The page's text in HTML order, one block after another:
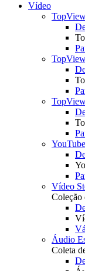
Vídeo
Vídeo
Coleção
Áudio
Coleta